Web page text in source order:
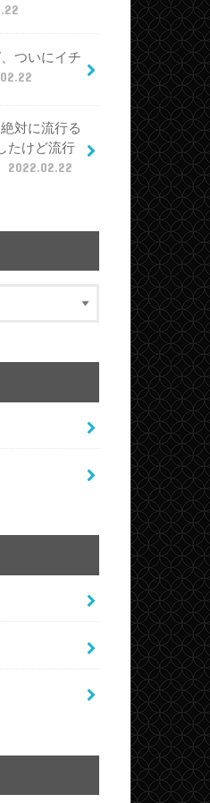
ついにイチ
対に流行る
たけど流行
2022.02.22